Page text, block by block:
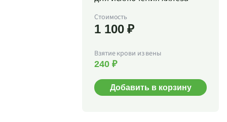
Стоимость
1 100 ₽
Взятие крови из вены
240 ₽
Добавить в корзину